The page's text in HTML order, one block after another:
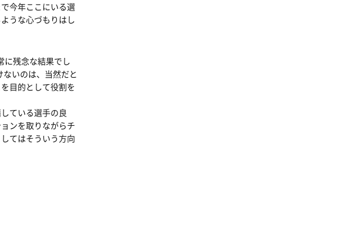
今年ここにいる選
うな心づもりはし
に残念な結果でし
いのは、当然だと
目的として役割を
ている選手の良
ンを取りながらチ
てはそういう方向